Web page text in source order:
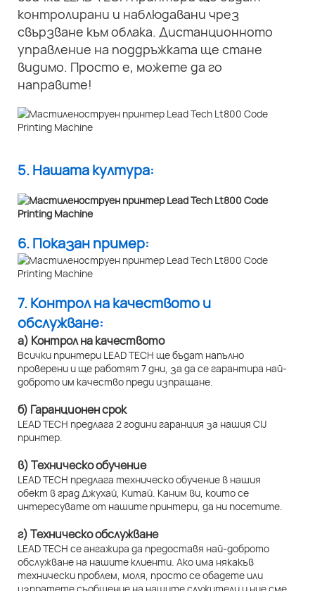
контролирани и наблюдавани чрез
свързване към облака. Дистанционното
управление на поддръжката ще стане
видимо. Просто е, можете да го
направите!
5. Нашата култура:
6. Показан пример:
7. Контрол на качеството и
обслужване:
а) Контрол на качеството
Всички принтери LEAD TECH ще бъдат напълно
проверени и ще работят 7 дни, за да се гарантира най-
доброто им качество преди изпращане.
б) Гаранционен срок
LEAD TECH предлага 2 години гаранция за нашия CIJ
принтер.
в) Техническо обучение
LEAD TECH предлага техническо обучение в нашия
обект в град Джухай, Китай. Каним ви, които се
интересувате от нашите принтери, да ни посетите.
г) Техническо обслужване
LEAD TECH се ангажира да предоставя най-доброто
обслужване на нашите клиенти. Ако има някакъв
технически проблем, моля, просто се обадете или